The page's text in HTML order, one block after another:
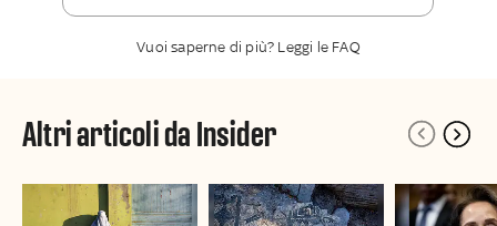
Vuoi saperne di più? Leggi le FAQ
Altri articoli da Insider